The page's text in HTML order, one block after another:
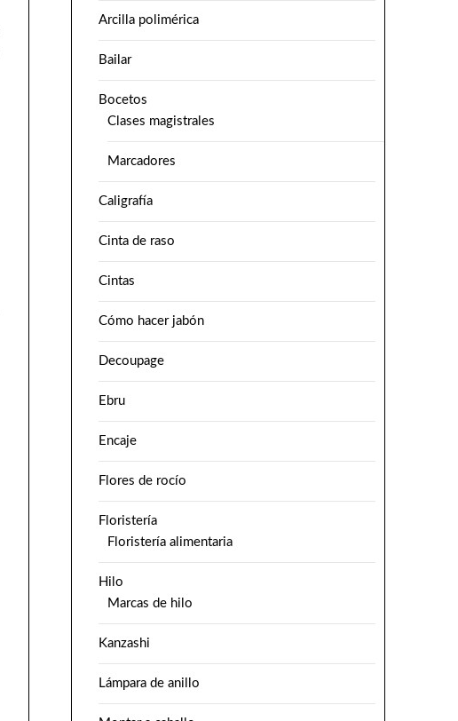
Arcilla polimérica
Bailar
Bocetos
Clases magistrales
Marcadores
Caligrafía
Cinta de raso
Cintas
Cómo hacer jabón
Decoupage
Ebru
Encaje
Flores de rocío
Floristería
Floristería alimentaria
Hilo
Marcas de hilo
Kanzashi
Lámpara de anillo